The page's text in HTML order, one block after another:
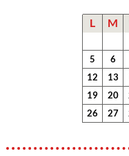
L M
5
6
12
13
19
20
26
27